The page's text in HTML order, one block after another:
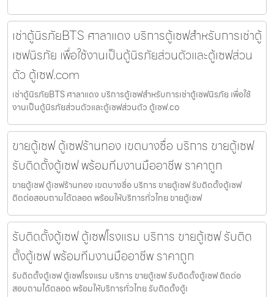
เช่าตู้นิรภัยBTS ศาลาแดง บริการตู้เซฟสำหรับการเช่าตู้
เซฟนิรภัย เพื่อใช้งานเป็นตู้นิรภัยส่วนตัวและตู้เซฟส่วน
ตัว ตู้เซฟ.com
เช่าตู้นิรภัยBTS ศาลาแดง บริการตู้เซฟสำหรับการเช่าตู้เซฟนิรภัย เพื่อใช้
งานเป็นตู้นิรภัยส่วนตัวและตู้เซฟส่วนตัว ตู้เซฟ.co
ขายตู้เซฟ ตู้เซฟร้านทอง เขตบางซื่อ บริการ ขายตู้เซฟ
รับติดตั้งตู้เซฟ พร้อมทีมงานมืออาชีพ ราคาถูก
ขายตู้เซฟ ตู้เซฟร้านทอง เขตบางซื่อ บริการ ขายตู้เซฟ รับติดตั้งตู้เซฟ
ติดต่อสอบถามได้ตลอด พร้อมให้บริการทั่วไทย ขายตู้เซฟ
รับติดตั้งตู้เซฟ ตู้เซฟโรงแรม บริการ ขายตู้เซฟ รับติด
ตั้งตู้เซฟ พร้อมทีมงานมืออาชีพ ราคาถูก
รับติดตั้งตู้เซฟ ตู้เซฟโรงแรม บริการ ขายตู้เซฟ รับติดตั้งตู้เซฟ ติดต่อ
สอบถามได้ตลอด พร้อมให้บริการทั่วไทย รับติดตั้งตู้เ